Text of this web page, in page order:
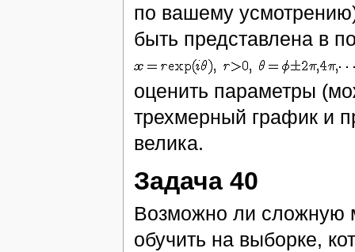
по вашему
быть представлена в
оценить параметры
трехмерный график и
велика.
Задача 40
Возможно ли сложную
обучить на выборке,